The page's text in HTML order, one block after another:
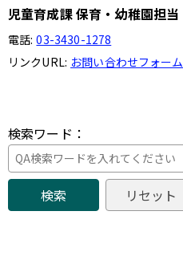
児童育成課 保育・幼稚園担当
電話: 03-3430-1278
リンクURL: お問い合わせフォーム
検索ワード：